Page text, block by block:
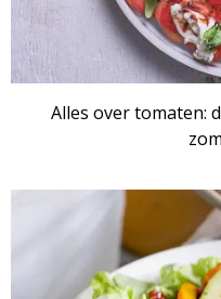
Alles over tomaten: